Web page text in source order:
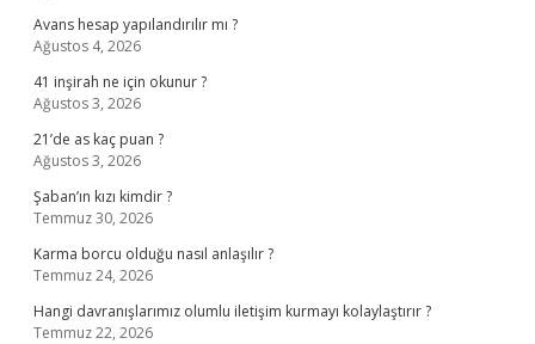
Avans hesap yapılandırılır mı ?
Ağustos 4, 2026
41 inşirah ne için okunur ?
Ağustos 3, 2026
21’de as kaç puan ?
Ağustos 3, 2026
Şaban’ın kızı kimdir ?
Temmuz 30, 2026
Karma borcu olduğu nasıl anlaşılır ?
Temmuz 24, 2026
Hangi davranışlarımız olumlu iletişim kurmayı kolaylaştırır ?
Temmuz 22, 2026